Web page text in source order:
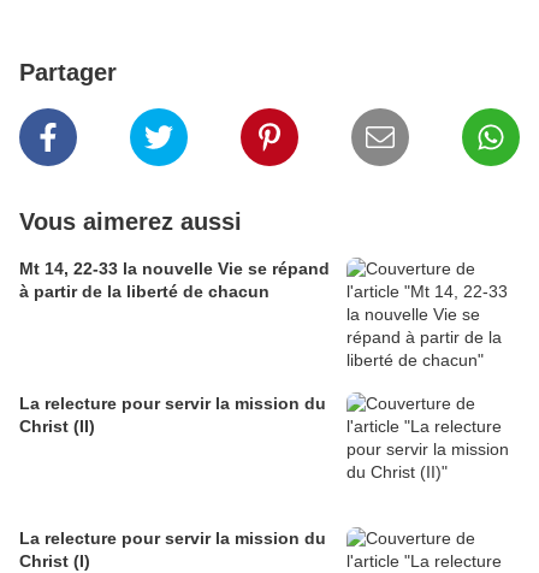
Partager
Vous aimerez aussi
Mt 14, 22-33 la nouvelle Vie se répand
à partir de la liberté de chacun
La relecture pour servir la mission du
Christ (II)
La relecture pour servir la mission du
Christ (I)